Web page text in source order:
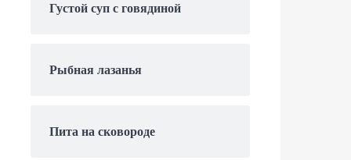
Густой суп с говядиной
Рыбная лазанья
Пита на сковороде